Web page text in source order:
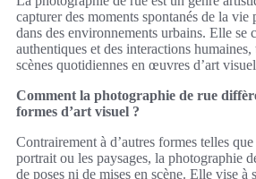
capturer des moments spontanés de la
dans des environnements urbains. Elle se
authentiques et des interactions
scènes quotidiennes en œuvres d’art
Comment la photographie de rue
formes d’art visuel ?
Contrairement à d’autres formes telles
portrait ou les paysages, la photographie
de poses ni de mises en scène. Elle vise à